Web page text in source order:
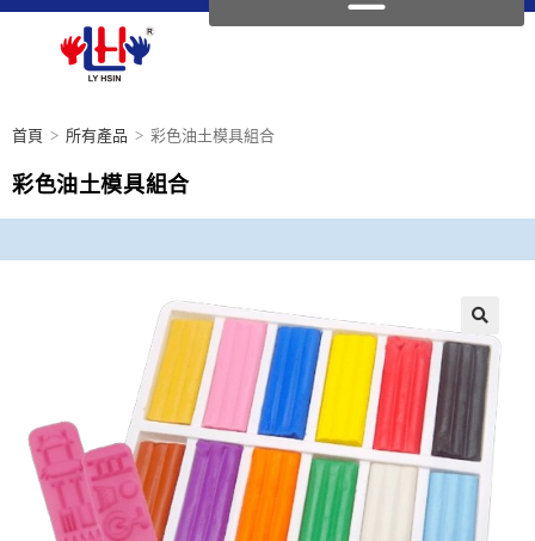
首頁 > 所有產品 > 彩色油土模具組合
彩色油土模具組合
🔍